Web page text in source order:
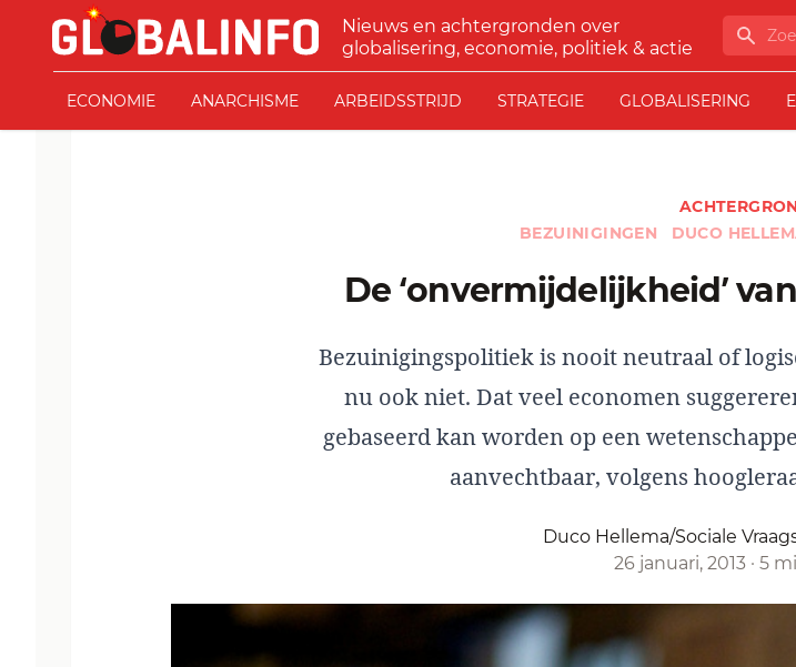
Ga naar de inhoud
GLOBALINFO
Nieuws en achtergronden over
globalisering, economie, politiek & actie
Zoeken
ECONOMIE ANARCHISME ARBEIDSSTRIJD STRATEGIE GLOBALISERING
BEZUINIGINGEN
DUCO
De ‘onvermijdelijkheid’
Bezuinigingspolitiek is nooit neutraal of
nu ook niet. Dat veel economen
gebaseerd kan worden op een
aanvechtbaar, volgens
Duco Hellema/Sociale
26 januari, 2013 · 5